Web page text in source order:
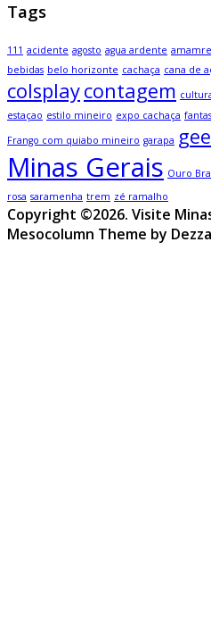
Tags
111 acidente agosto agua ardente
bebidas belo horizonte cachaça cana de
colsplaycontagem
estaçao estilo mineiro expo cachaça
Frango com quiabo mineiro garapa
Minas Gerais Ouro
rosa saramenha trem zé ramalho
Copyright ©2026. Visite
Mesocolumn Theme by